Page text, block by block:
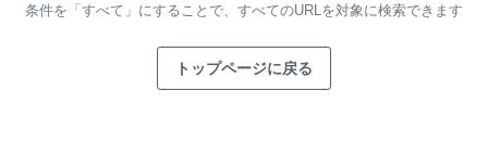
条件を「すべて」にすることで、 すべてのURLを対象に検索できます
トップページに戻る